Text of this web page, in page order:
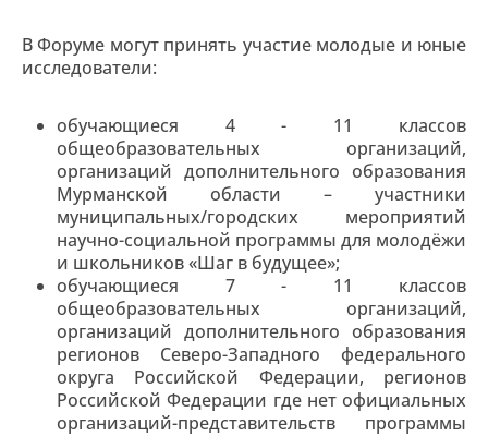
В Форуме могут принять участие молодые и юные
исследователи:
обучающиеся 4 - 11 классов
общеобразовательных организаций,
организаций дополнительного образования
Мурманской области – участники
муниципальных/городских мероприятий
научно-социальной программы для молодёжи
и школьников «Шаг в будущее»;
обучающиеся 7 - 11 классов
общеобразовательных организаций,
организаций дополнительного образования
регионов Северо-Западного федерального
округа Российской Федерации, регионов
Российской Федерации где нет официальных
организаций-представительств программы